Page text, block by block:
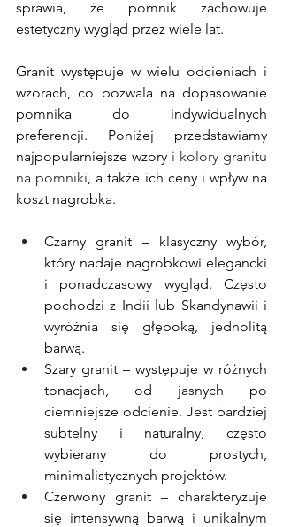
sprawia, że pomnik zachowuje
estetyczny wygląd przez wiele lat.
Granit występuje w wielu odcieniach i
wzorach, co pozwala na dopasowanie
pomnika do indywidualnych
preferencji. Poniżej przedstawiamy
najpopularniejsze wzory i kolory granitu
na pomniki, a także ich ceny i wpływ na
koszt nagrobka.
Czarny granit – klasyczny wybór,
który nadaje nagrobkowi elegancki
i ponadczasowy wygląd. Często
pochodzi z Indii lub Skandynawii i
wyróżnia się głęboką, jednolitą
barwą.
Szary granit – występuje w różnych
tonacjach, od jasnych po
ciemniejsze odcienie. Jest bardziej
subtelny i naturalny, często
wybierany do prostych,
minimalistycznych projektów.
Czerwony granit – charakteryzuje
się intensywną barwą i unikalnym